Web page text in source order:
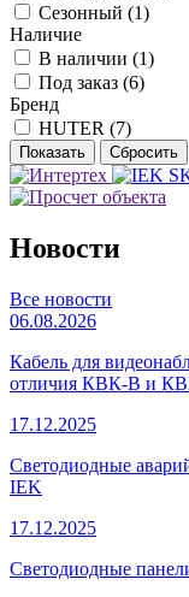
Сезонный (1)
Наличие
В наличии (1)
Под заказ (6)
Бренд
HUTER (7)
Новости
Все новости
06.08.2026
Кабель для
отличия КВК-В и
17.12.2025
Светодиодные
IEK
17.12.2025
Светодиодные